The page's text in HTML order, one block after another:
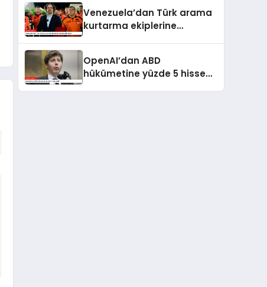
Venezuela’dan Türk arama
kurtarma ekiplerine
OpenAI’dan ABD
hükümetine yüzde 5 hisse